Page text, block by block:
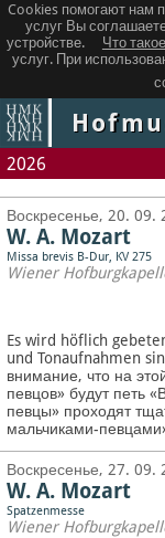
Cookies помогают нам
услуг Вы
устройстве.
Что
услуг. При
2026
Воскресенье, 20. 09.
W. A. Mozart
Missa brevis B-Dur, KV 275
Wiener
Es wird höflich
und Tonaufnahmen
внимание, что на
певцов» будут петь
певцы» проходят
мальчиками-
Воскресенье, 27. 09.
W. A. Mozart
Spatzenmesse
Wiener